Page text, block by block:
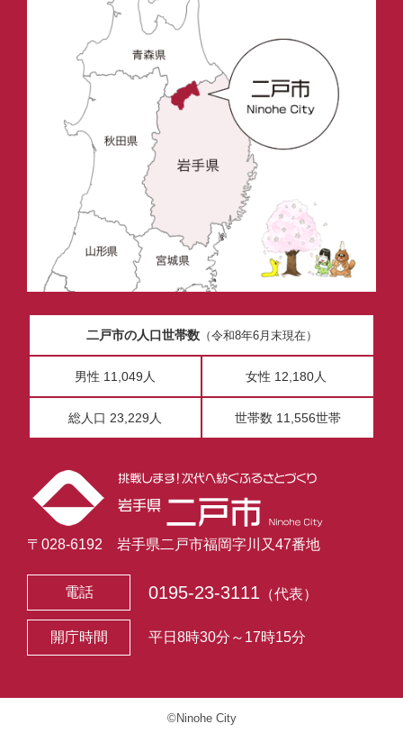
二戸市の人口世帯数（令和8年6月末現在）
男性 11,049人 女性 12,180人
総人口 23,229人 世帯数 11,556世帯
〒028-6192 岩手県二戸市福岡字川又47番地
電話 0195-23-3111 （代表）
開庁時間 平日8時30分～17時15分
©Ninohe City